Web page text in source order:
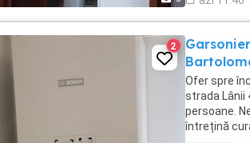
2
Ofer spre
strada Lânii
persoane.
întrețină